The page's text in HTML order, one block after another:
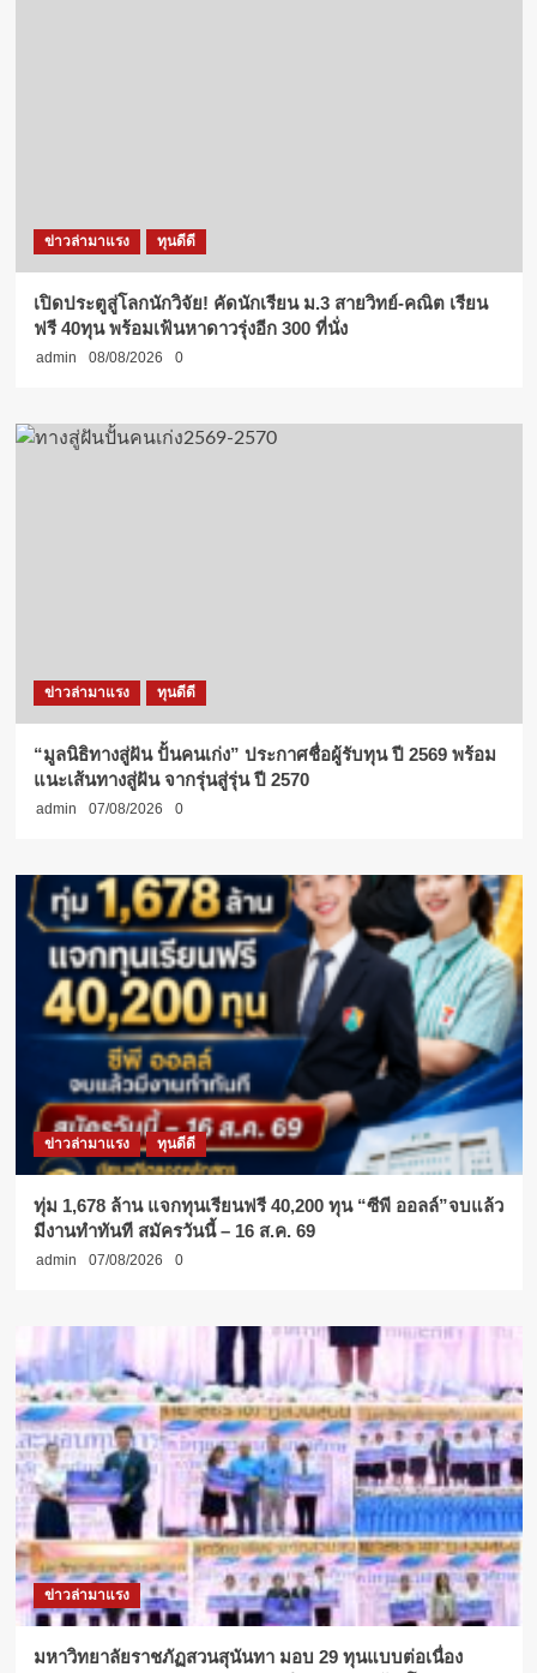
ข่าวล่ามาแรง ทุนดีดี
เปิดประตูสู่โลกนักวิจัย! คัดนักเรียน ม.3 สายวิทย์-คณิต เรียน
ฟรี 40ทุน พร้อมเฟ้นหาดาวรุ่งอีก 300 ที่นั่ง
admin 08/08/2026 0
ข่าวล่ามาแรง ทุนดีดี
“มูลนิธิทางสู่ฝัน ปั้นคนเก่ง” ประกาศชื่อผู้รับทุน ปี 2569 พร้อม
แนะเส้นทางสู่ฝัน จากรุ่นสู่รุ่น ปี 2570
admin 07/08/2026 0
ข่าวล่ามาแรง ทุนดีดี
ทุ่ม 1,678 ล้าน แจกทุนเรียนฟรี 40,200 ทุน “ซีพี ออลล์”จบแล้ว
มีงานทำทันที สมัครวันนี้ – 16 ส.ค. 69
admin 07/08/2026 0
ข่าวล่ามาแรง
มหาวิทยาลัยราชภัฏสวนสุนันทา มอบ 29 ทุนแบบต่อเนื่อง